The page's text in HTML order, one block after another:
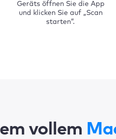
Geräts öffnen Sie die App
und klicken Sie auf „Scan
starten“.
vollem